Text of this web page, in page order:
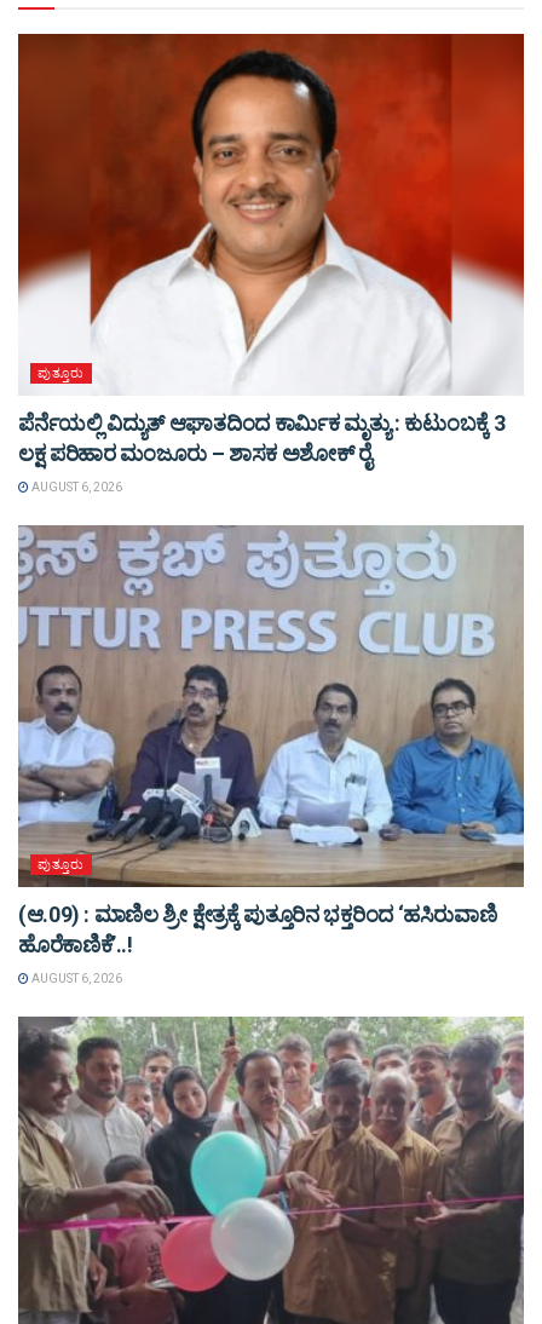
ಪುತ್ತೂರು
ಪೆರ್ನೆಯಲ್ಲಿ ವಿದ್ಯುತ್ ಆಘಾತದಿಂದ ಕಾರ್ಮಿಕ ಮೃತ್ಯು : ಕುಟುಂಬಕ್ಕೆ 3
ಲಕ್ಷ ಪರಿಹಾರ ಮಂಜೂರು – ಶಾಸಕ ಅಶೋಕ್ ರೈ
AUGUST 6, 2026
ಪುತ್ತೂರು
(ಆ.09) : ಮಾಣಿಲ ಶ್ರೀ ಕ್ಷೇತ್ರಕ್ಕೆ ಪುತ್ತೂರಿನ ಭಕ್ತರಿಂದ ‘ಹಸಿರುವಾಣಿ
ಹೊರೆಕಾಣಿಕೆ’..!
AUGUST 6, 2026